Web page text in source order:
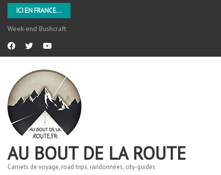
ICI EN FRANCE...
Week-end Bushcraft
AU BOUT DE LA ROUTE
Carnets de voyage, road trips, randonnées, city-guides